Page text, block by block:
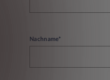
Nachname*